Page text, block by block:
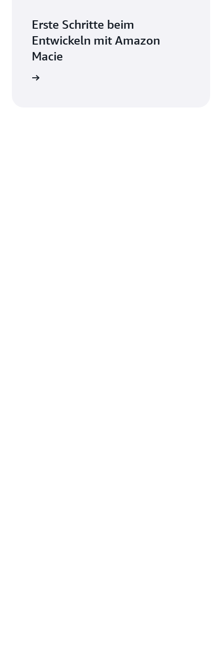
Erste Schritte beim
Entwickeln mit Amazon
Macie